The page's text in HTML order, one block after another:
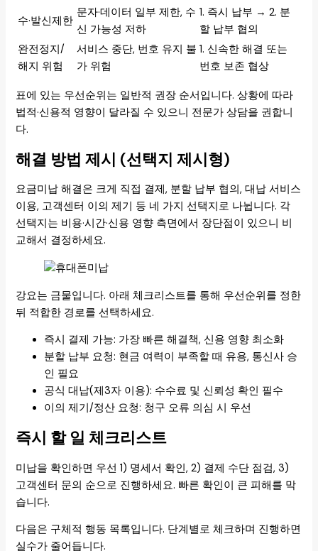
수·발신제한
문자·데이터 일부 제한, 수
신 가능성 저하
1. 즉시 납부 → 2. 분
할 납부 협의
완전정지/
해지 위험
서비스 중단, 번호 유지 불
가 위험
1. 신속한 해결 또는
번호 보존 협상
표에 있는 우선순위는 일반적 권장 순서입니다. 상황에 따라
법적·신용적 영향이 달라질 수 있으니 전문가 상담을 권합니
다.
해결 방법 제시 (선택지 제시형)
요금미납 해결은 크게 직접 결제, 분할 납부 협의, 대납 서비스
이용, 고객센터 이의 제기 등 네 가지 선택지로 나뉩니다. 각
선택지는 비용·시간·신용 영향 측면에서 장단점이 있으니 비
교해서 결정하세요.
강요는 금물입니다. 아래 체크리스트를 통해 우선순위를 정한
뒤 적합한 경로를 선택하세요.
즉시 결제 가능: 가장 빠른 해결책, 신용 영향 최소화
분할 납부 요청: 현금 여력이 부족할 때 유용, 통신사 승
인 필요
공식 대납(제3자 이용): 수수료 및 신뢰성 확인 필수
이의 제기/정산 요청: 청구 오류 의심 시 우선
즉시 할 일 체크리스트
미납을 확인하면 우선 1) 명세서 확인, 2) 결제 수단 점검, 3)
고객센터 문의 순으로 진행하세요. 빠른 확인이 큰 피해를 막
습니다.
다음은 구체적 행동 목록입니다. 단계별로 체크하며 진행하면
실수가 줄어듭니다.